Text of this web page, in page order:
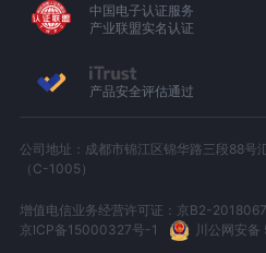
中国电子认证服务
产业联盟实名认证
产品安全评估通过
公司地址：成都市锦江区锦华路三段88号
（C-1005）
增值电信业务经营许可证：京B2-
京ICP备15000327号-1
川公网安